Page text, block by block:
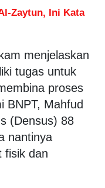
Zaytun, Ini Kata
menjelaskan
tugas untuk
proses
BNPT, Mahfud
(Densus) 88
nantinya
fisik dan